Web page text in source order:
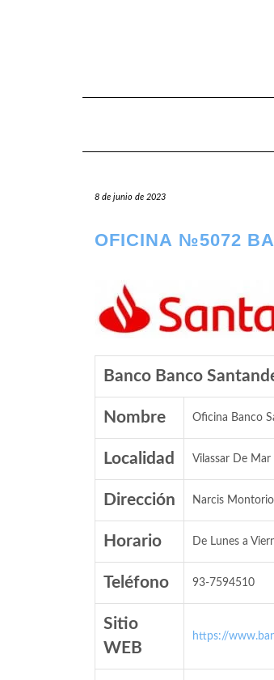
8 de junio de 2023
OFICINA №5072
Banco Banco
Nombre Oficina Banco
Localidad Vilassar De Mar
Dirección Narcis
Horario De Lunes a
Teléfono 93-7594510
Sitio
WEB
https://